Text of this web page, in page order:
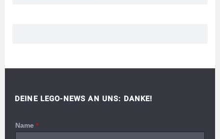
DEINE LEGO-NEWS AN UNS: DANKE!
Name *